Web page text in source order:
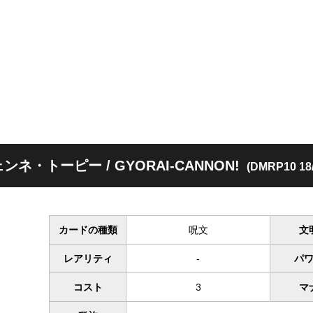
ンネ・トーピー / GYORAI-CANNON! (DMRP10
カードの種類 呪文 文
レアリティ - パ
コスト 3 マ